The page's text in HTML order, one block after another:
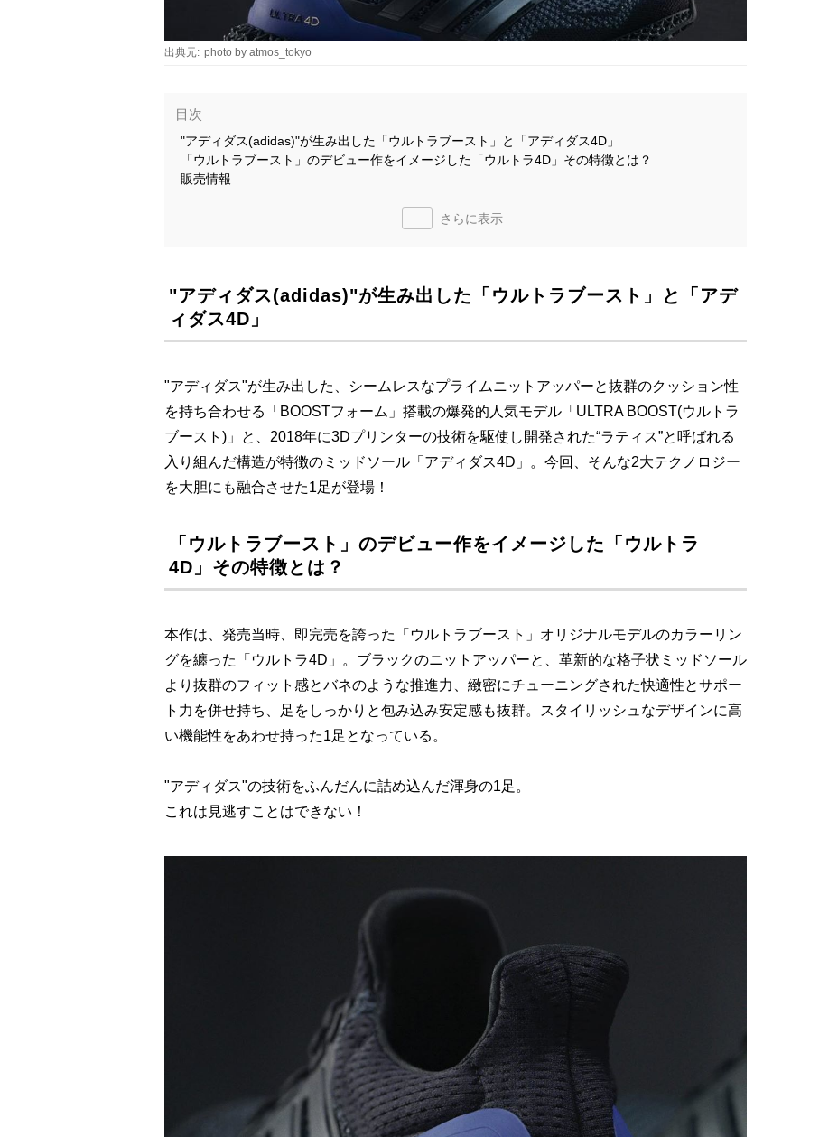
出典元: photo by atmos_tokyo
目次
"アディダス(adidas)"が生み出した「ウルトラブースト」と「アディダス4D」
「ウルトラブースト」のデビュー作をイメージした「ウルトラ4D」その特徴とは？
販売情報
さらに表示
"アディダス(adidas)"が生み出した「ウルトラブースト」と「アデ
ィダス4D」
"アディダス"が生み出した、シームレスなプライムニットアッパーと抜群のクッション性
を持ち合わせる「BOOSTフォーム」搭載の爆発的人気モデル「ULTRA BOOST(ウルトラ
ブースト)」と、2018年に3Dプリンターの技術を駆使し開発された“ラティス”と呼ばれる
入り組んだ構造が特徴のミッドソール「アディダス4D」。今回、そんな2大テクノロジー
を大胆にも融合させた1足が登場！
「ウルトラブースト」のデビュー作をイメージした「ウルトラ
4D」その特徴とは？
本作は、発売当時、即完売を誇った「ウルトラブースト」オリジナルモデルのカラーリン
グを纏った「ウルトラ4D」。ブラックのニットアッパーと、革新的な格子状ミッドソール
より抜群のフィット感とバネのような推進力、緻密にチューニングされた快適性とサポー
ト力を併せ持ち、足をしっかりと包み込み安定感も抜群。スタイリッシュなデザインに高
い機能性をあわせ持った1足となっている。
"アディダス"の技術をふんだんに詰め込んだ渾身の1足。
これは見逃すことはできない！